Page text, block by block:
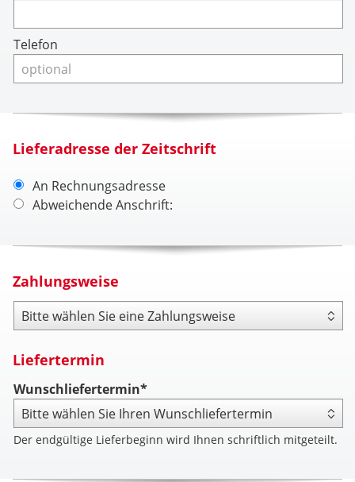
Telefon
Lieferadresse der Zeitschrift
An Rechnungsadresse
Abweichende Anschrift:
Zahlungsweise
Zahlungsweise
Liefertermin
Wunschliefertermin*
Der endgültige Lieferbeginn wird Ihnen schriftlich mitgeteilt.